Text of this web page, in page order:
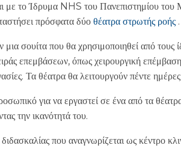
Ίδρυμα NHS του Πανεπιστημίου του
πρόσφατα δύο θέατρα στρωτής ροής .
σουίτα που θα χρησιμοποιηθεί από τους
επεμβάσεων, όπως χειρουργική
Τα θέατρα θα λειτουργούν πέντε
για να εργαστεί σε ένα από τα
την ικανότητά του.
που αναγνωρίζεται ως κέντρο